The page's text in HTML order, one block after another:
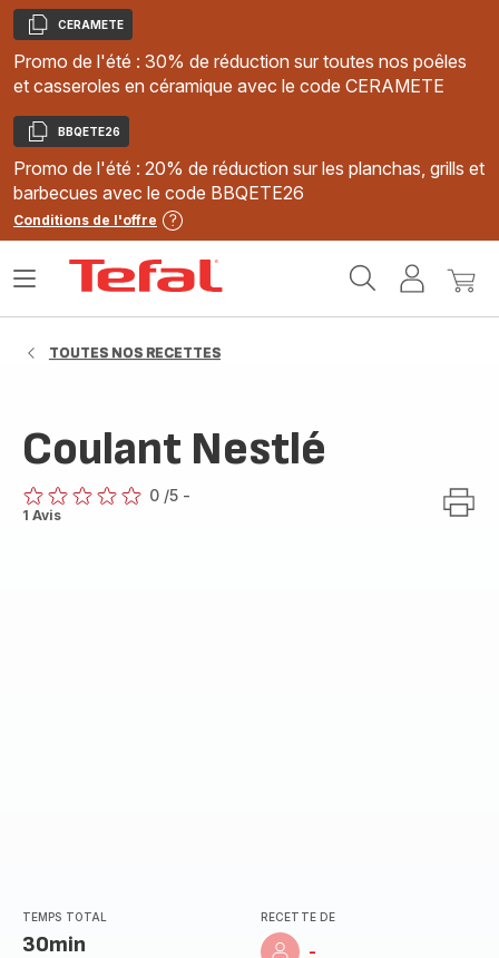
Copier
CERAMETE
Promo de l'été : 30% de réduction sur toutes nos poêles
et casseroles en céramique avec le code CERAMETE
Copier
BBQETE26
Promo de l'été : 20% de réduction sur les planchas, grills et
barbecues avec le code BBQETE26
Conditions de l'offre
MonMon
Ouvrir
TOUTES NOS RECETTES
Coulant Nestlé
ratings.0
0 /5 -
1 Avis
TEMPS TOTAL
30min
RECETTE DE
-